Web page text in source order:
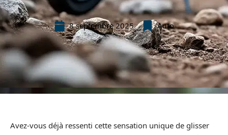
8 septembre 2025 Auto
Avez-vous déjà ressenti cette sensation unique de glisser